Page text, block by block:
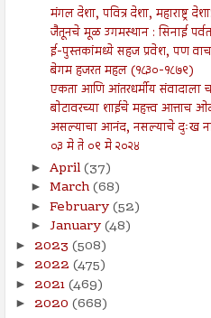
मंगल देशा, पवित्र देशा, महाराष्ट्र देशा!
जैतूनचे मूळ उगमस्थान : सिनाई पर्वत
ई-पुस्तकांमध्ये सहज प्रवेश, पण
बेगम हजरत महल (१८३०-१८७९)
एकता आणि आंतरधर्मीय संवादाला
बोटावरच्या शाईचे महत्त्व आत्ताच
असल्याचा आनंद, नसल्याचे दुःख
०३ मे ते ०९ मे २०२४
► April(37)
► March(68)
► February(52)
► January(48)
► 2023 (508)
► 2022 (475)
► 2021(469)
► 2020 (668)